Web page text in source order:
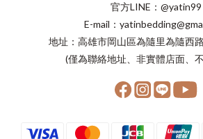
官方LINE：@yatin99
E-mail：
地址：高雄市岡山區為隨里為隨西
(僅為聯絡地址、非實體店面、